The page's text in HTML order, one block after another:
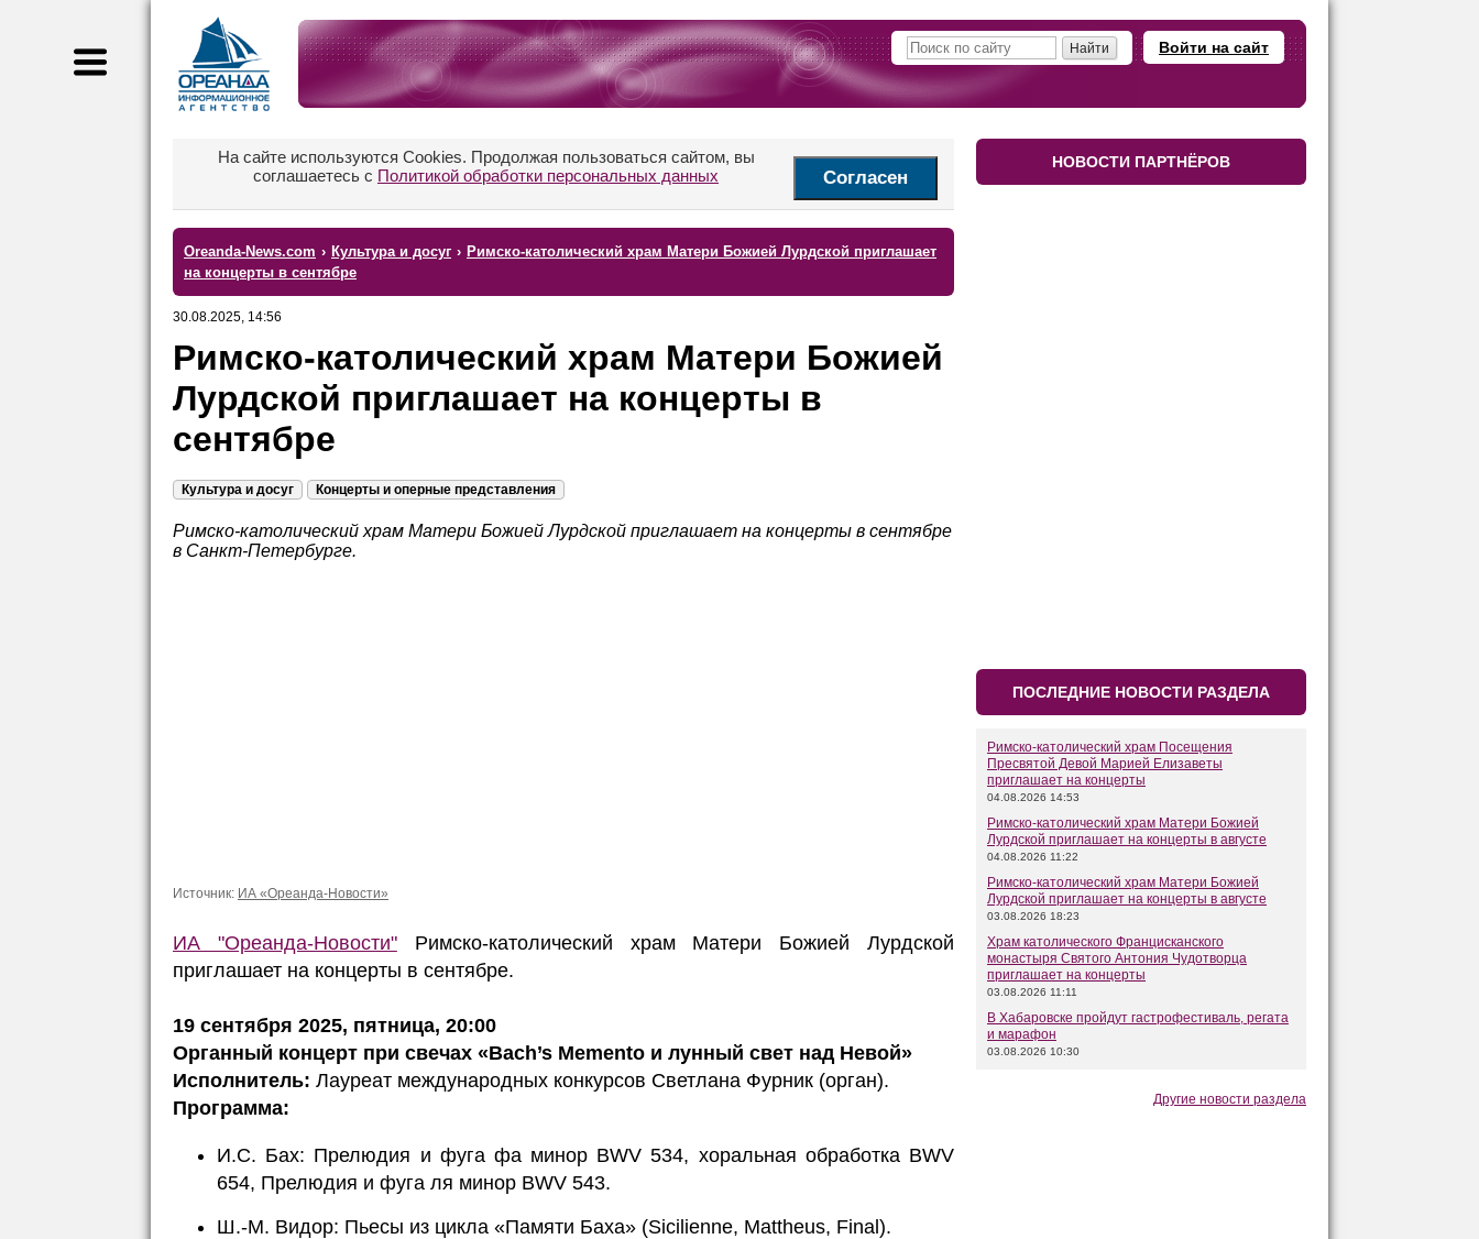
Войти на сайт
На сайте используются Cookies. Продолжая пользоваться сайтом, вы
соглашаетесь с Политикой обработки персональных данных Согласен
Oreanda-News.com › Культура и досуг › Римско-католический храм Матери Божией Лурдской приглашает
на концерты в сентябре
30.08.2025, 14:56
Римско-католический храм Матери Божией
Лурдской приглашает на концерты в
сентябре
Культура и досуг Концерты и оперные представления
Римско-католический храм Матери Божией Лурдской приглашает на концерты в сентябре
в Санкт-Петербурге.
Источник: ИА «Ореанда-Новости»
ИА "Ореанда-Новости"Римско-католический храм Матери Божией Лурдской
приглашает на концерты в сентябре.
19 сентября 2025, пятница, 20:00
Органный концерт при свечах «Bach’s Memento и лунный свет над Невой»
Исполнитель: Лауреат международных конкурсов Светлана Фурник (орган).
Программа:
И.С. Бах: Прелюдия и фуга фа минор BWV 534, хоральная обработка BWV
654, Прелюдия и фуга ля минор BWV 543.
Ш.-М. Видор: Пьесы из цикла «Памяти Баха» (Sicilienne, Mattheus, Final).
НОВОСТИ ПАРТНЁРОВ
ПОСЛЕДНИЕ НОВОСТИ РАЗДЕЛА
Римско-католический храм Посещения
Пресвятой Девой Марией Елизаветы
приглашает на концерты
04.08.2026 14:53
Римско-католический храм Матери Божией
Лурдской приглашает на концерты в августе
04.08.2026 11:22
Римско-католический храм Матери Божией
Лурдской приглашает на концерты в августе
03.08.2026 18:23
Храм католического Францисканского
монастыря Святого Антония Чудотворца
приглашает на концерты
03.08.2026 11:11
В Хабаровске пройдут гастрофестиваль, регата
и марафон
03.08.2026 10:30
Другие новости раздела